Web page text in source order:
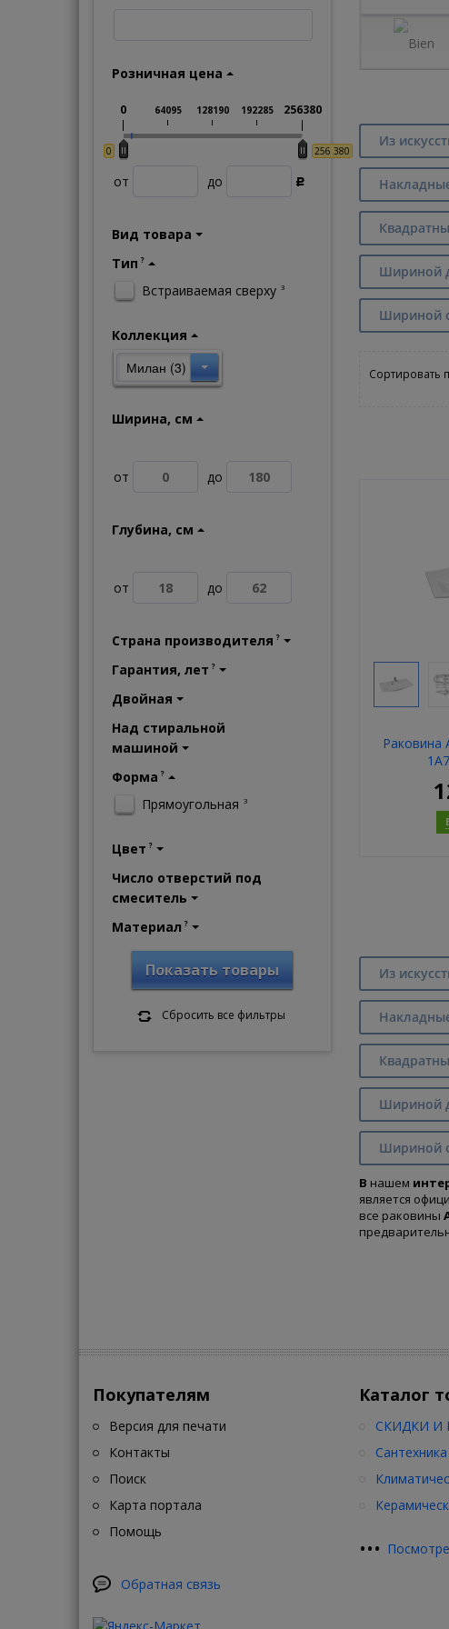
Розничная цена
0 256 380
0 64095 128190 192285 256380
от до Р
Вид товара
Тип ?
Встраиваемая сверху 3
Коллекция
Милан (3)
Ширина, см
от до
Глубина, см
от до
Страна производителя ?
Гарантия, лет ?
Двойная
Над стиральной
машиной
Форма ?
Прямоугольная 3
Цвет ?
Число отверстий под
смеситель
Материал ?
Показать товары
Сбросить все фильтры
Из
Шириной
Шириной
Сортировать
Из
Шириной
Шириной
В нашем
является
все раковины
Покупателям
Версия для печати
Контакты
Поиск
Карта портала
Помощь
Обратная связь
Каталог
СКИДКИ И
Сантехника
•••